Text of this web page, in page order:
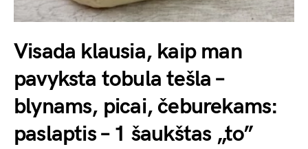
Visada klausia, kaip man
pavyksta tobula tešla –
blynams, picai, čeburekams:
paslaptis – 1 šaukštas „to”